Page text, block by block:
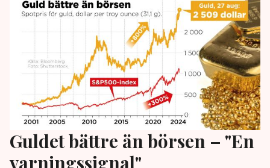
Guldet bättre än börsen – "En
varningssignal"